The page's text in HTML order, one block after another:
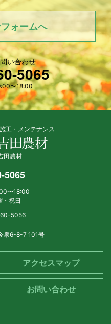
ォームへ
い合わせ
5065
〜18:00
工・メンテナンス
田農材
5065
〜18:00
祝日
5056
泉6-8-7 101号
アクセスマップ
お問い合わせ